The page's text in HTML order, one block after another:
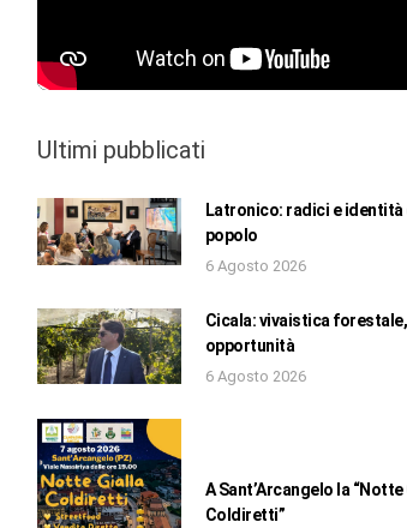
Ultimi pubblicati
Latronico: radici e identità
popolo
6 Agosto 2026
Cicala: vivaistica
opportunità
6 Agosto 2026
A Sant’Arcangelo la “Notte
Coldiretti”